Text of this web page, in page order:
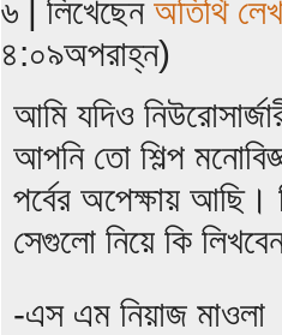
৬ | লিখেছেন অতিথি
৪:০৯অপরাহ্ন)
আমি যদিও
আপনি তো শিল্প
পর্বের অপেক্ষায় আছি।
সেগুলো নিয়ে কি
-এস এম নিয়াজ মাওলা